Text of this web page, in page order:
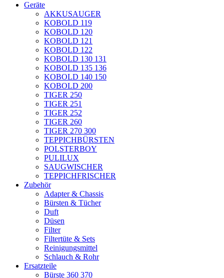
Geräte
AKKUSAUGER
KOBOLD 119
KOBOLD 120
KOBOLD 121
KOBOLD 122
KOBOLD 130 131
KOBOLD 135 136
KOBOLD 140 150
KOBOLD 200
TIGER 250
TIGER 251
TIGER 252
TIGER 260
TIGER 270 300
TEPPICHBÜRSTEN
POLSTERBOY
PULILUX
SAUGWISCHER
TEPPICHFRISCHER
Zubehör
Adapter & Chassis
Bürsten & Tücher
Duft
Düsen
Filter
Filtertüte & Sets
Reinigungsmittel
Schlauch & Rohr
Ersatzteile
Bürste 360 370